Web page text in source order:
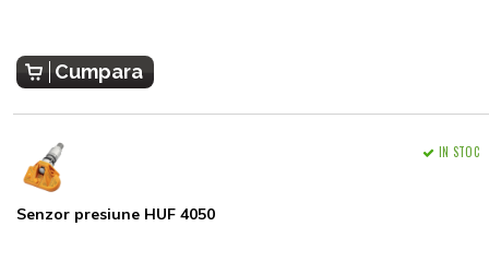
Cumpara
Senzor presiune HUF 4050
IN STOC